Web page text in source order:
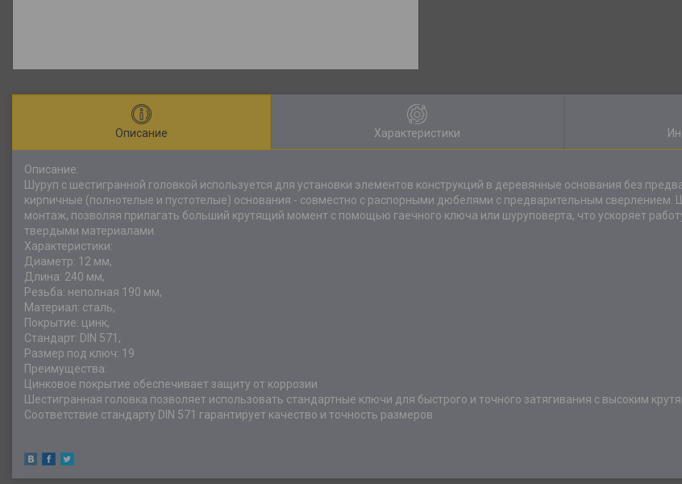
Описание Характеристики
Описание:
Шуруп с шестигранной головкой используется для установки элементов конструкций в деревянные основания без
кирпичные (полнотелые и пустотелые) основания - совместно с распорными дюбелями с предварительным сверлением.
монтаж, позволяя прилагать больший крутящий момент с помощью гаечного ключа или шуруповерта, что ускоряет
твердыми материалами.
Характеристики:
Диаметр: 12 мм,
Длина: 240 мм,
Резьба: неполная 190 мм,
Материал: сталь,
Покрытие: цинк,
Стандарт: DIN 571,
Размер под ключ: 19
Преимущества:
Цинковое покрытие обеспечивает защиту от коррозии
Шестигранная головка позволяет использовать стандартные ключи для быстрого и точного затягивания с высоким
Соответствие стандарту DIN 571 гарантирует качество и точность размеров